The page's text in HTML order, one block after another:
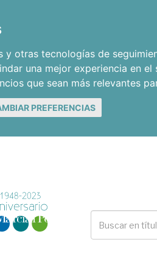
otras tecnologías de
una mejor experiencia en el
que sean más relevantes
PREFERENCIAS